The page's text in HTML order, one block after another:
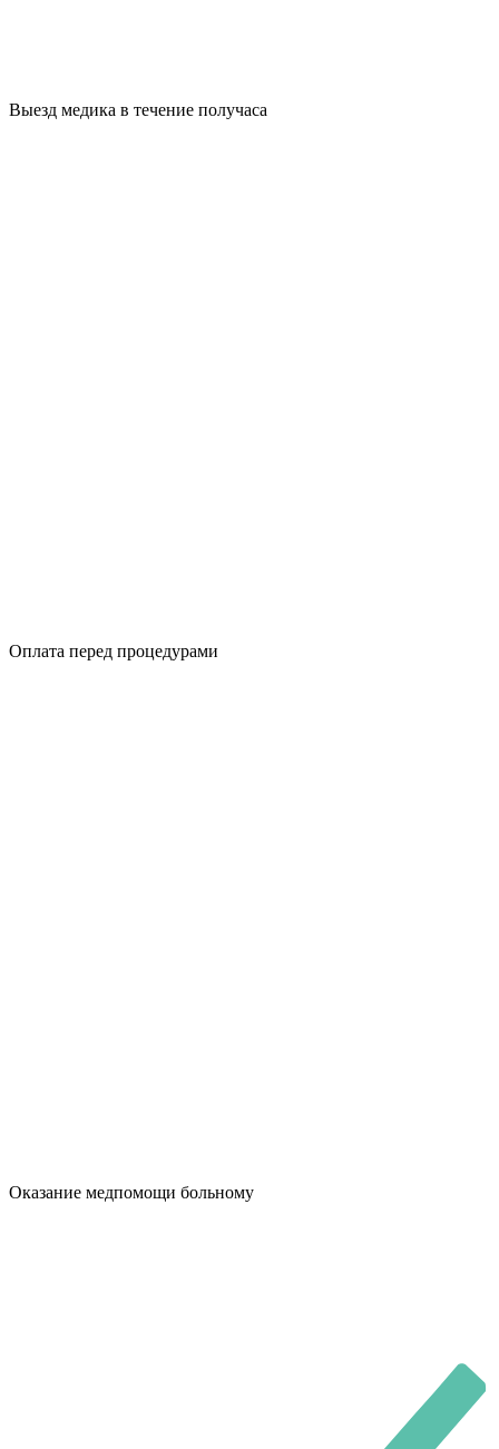
Выезд медика в течение получаса
Оплата перед процедурами
Оказание медпомощи больному